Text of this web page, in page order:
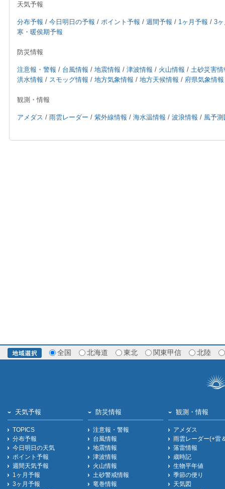
天気予報
分布予報 / 今日明日の予報 / ポイント予報 / 週間予報 / 1ヶ月予報 / 3
寒・暖侯期予報
防災情報
注意報・警報 / 台風情報 / 地震情報 / 津波情報 / 火山情報 / 土砂災害情
洪水情報 / スモッグ情報 / 地方気象情報 / 地方天候情報 / 府県気象情報
観測・情報
アメダス / 雨雲レーダー / 紫外線情報 / 海水温情報 / 波浪情報 / 風予測
全国 北海道 東北 関東甲信 北陸
天気予報
TOPICS
分布予報
今日明日の天気
ポイント予報
週間天気予報
1ヶ月予報
3ヶ月予報
防災情報
注意報・警報
台風情報
地震情報
津波情報
火山情報
土砂警戒情報
竜巻情報
観測・情報
アメダス
雨雲レーダー(+雷
落雷情報
歳時記
生物平年値
季節の便り
天気図